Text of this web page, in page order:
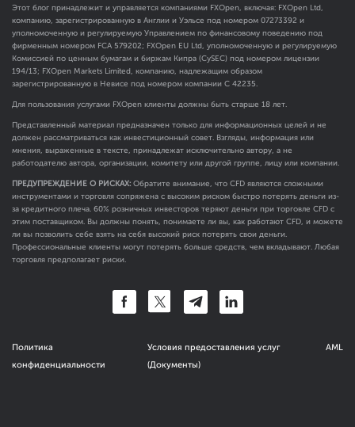
Этот блог принадлежит и управляется компаниями FXOpen, включая: FXOpen Ltd,
компанию, зарегистрированную в Англии и Уэльсе под номером 07273392 и
уполномоченную и регулируемую Управлением по финансовому поведению под
фирменным номером FCA 579202; FXOpen EU Ltd, уполномоченную и регулируемую
Комиссией по ценным бумагам и биржам Кипра (CySEC) под номером лицензии
194/13; FXOpen Markets Limited, компанию, надлежащим образом
зарегистрированную в Невисе под номером компании C 42235.
Для пользования услугами FXOpen клиенты должны быть старше 18 лет.
Представленный материал предназначен только для информационных целей и не
должен рассматриваться как инвестиционный совет. Взгляды, информация или
мнения, выраженные в тексте, принадлежат исключительно автору, а не
работодателю автора, организации, комитету или другой группе, лицу или компании.
ПРЕДУПРЕЖДЕНИЕ О РИСКАХ: Обратите внимание, что CFD являются сложными
инструментами и торговля сопряжена с высоким риском быстро потерять деньги из-
за кредитного плеча. 60% розничных инвесторов теряют деньги при торговле CFD с
этим поставщиком. Вы должны понять, понимаете ли вы, как работают CFD, и можете
ли вы позволить себе взять на себя высокий риск потерять свои деньги.
Профессиональные клиенты могут потерять больше средств, чем вкладывают. Любая
торговля предполагает риски.
Политика
конфиденциальности
Условия предоставления услуг
(Документы)
AML